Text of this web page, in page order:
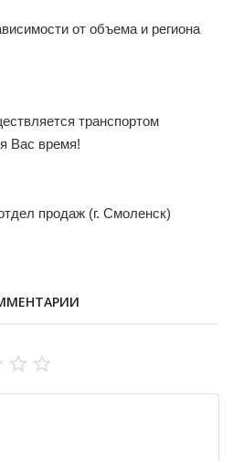
от объема и региона
транспортом
Вас время!
продаж (г. Смоленск)